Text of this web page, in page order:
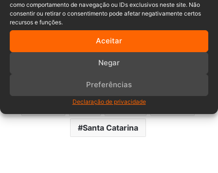
como comportamento de navegação ou IDs exclusivos neste site. Não
consentir ou retirar o consentimento pode afetar negativamente certos
recursos e funções.
Aceitar
Negar
Preferências
Declaração de privacidade
Blumenau
pai PCSC
Santa Catarina